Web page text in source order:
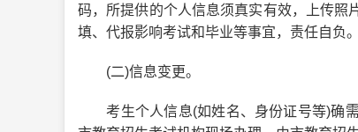
码，所提供的个人信息须真实有效，上传照
填、代报影响考试和毕业等事宜，责任自负。
(二)信息变更。
考生个人信息(如姓名、身份证号等)确需